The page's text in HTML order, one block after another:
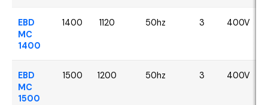
EBD
MC
1400
1400 1120 50hz 3 400V
EBD
MC
1500
1500 1200 50hz 3 400V